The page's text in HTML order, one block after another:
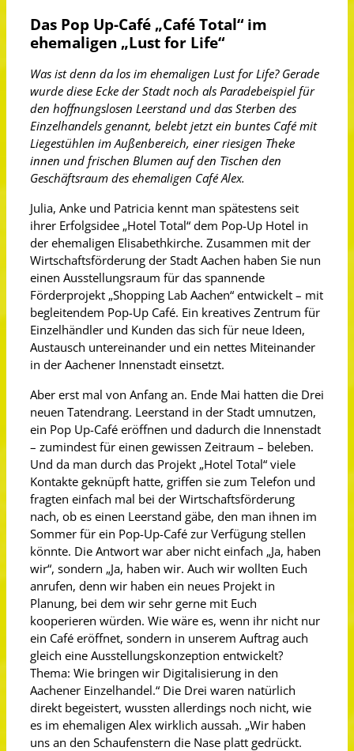
Das Pop Up-Café „Café Total“ im
ehemaligen „Lust for Life“
Was ist denn da los im ehemaligen Lust for Life? Gerade
wurde diese Ecke der Stadt noch als Paradebeispiel für
den hoffnungslosen Leerstand und das Sterben des
Einzelhandels genannt, belebt jetzt ein buntes Café mit
Liegestühlen im Außenbereich, einer riesigen Theke
innen und frischen Blumen auf den Tischen den
Geschäftsraum des ehemaligen Café Alex.
Julia, Anke und Patricia kennt man spätestens seit
ihrer Erfolgsidee „Hotel Total“ dem Pop-Up Hotel in
der ehemaligen Elisabethkirche. Zusammen mit der
Wirtschaftsförderung der Stadt Aachen haben Sie nun
einen Ausstellungsraum für das spannende
Förderprojekt „Shopping Lab Aachen“ entwickelt – mit
begleitendem Pop-Up Café. Ein kreatives Zentrum für
Einzelhändler und Kunden das sich für neue Ideen,
Austausch untereinander und ein nettes Miteinander
in der Aachener Innenstadt einsetzt.
Aber erst mal von Anfang an. Ende Mai hatten die Drei
neuen Tatendrang. Leerstand in der Stadt umnutzen,
ein Pop Up-Café eröffnen und dadurch die Innenstadt
– zumindest für einen gewissen Zeitraum – beleben.
Und da man durch das Projekt „Hotel Total“ viele
Kontakte geknüpft hatte, griffen sie zum Telefon und
fragten einfach mal bei der Wirtschaftsförderung
nach, ob es einen Leerstand gäbe, den man ihnen im
Sommer für ein Pop-Up-Café zur Verfügung stellen
könnte. Die Antwort war aber nicht einfach „Ja, haben
wir“, sondern „Ja, haben wir. Auch wir wollten Euch
anrufen, denn wir haben ein neues Projekt in
Planung, bei dem wir sehr gerne mit Euch
kooperieren würden. Wie wäre es, wenn ihr nicht nur
ein Café eröffnet, sondern in unserem Auftrag auch
gleich eine Ausstellungskonzeption entwickelt?
Thema: Wie bringen wir Digitalisierung in den
Aachener Einzelhandel.“ Die Drei waren natürlich
direkt begeistert, wussten allerdings noch nicht, wie
es im ehemaligen Alex wirklich aussah. „Wir haben
uns an den Schaufenstern die Nase platt gedrückt.